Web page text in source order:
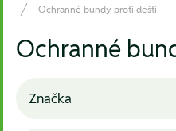
Ochranné bundy proti dešti
Ochranné
Značka